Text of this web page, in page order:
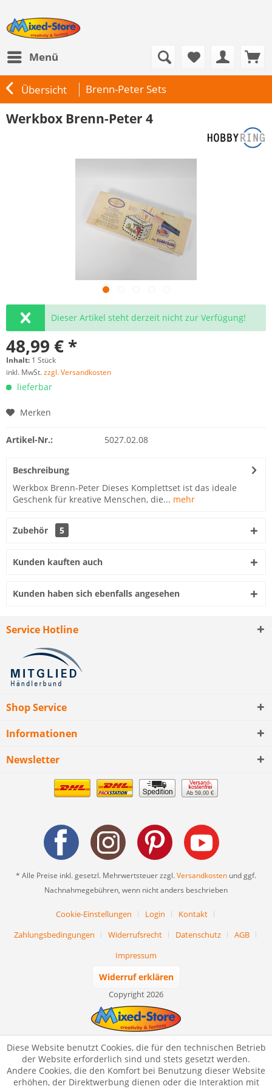
Menü
Übersicht Brenn-Peter Sets
Werkbox Brenn-Peter 4
Dieser Artikel steht derzeit nicht zur Verfügung!
48,99 € *
Inhalt: 1 Stück
inkl. MwSt.zzgl. Versandkosten
lieferbar
Merken
Artikel-Nr.: 5027.02.08
Beschreibung
Werkbox Brenn-Peter Dieses Komplettset ist das ideale
Geschenk für kreative Menschen, die... mehr
Zubehör 5
Kunden kauften auch
Kunden haben sich ebenfalls angesehen
Service Hotline
Shop Service
Informationen
Newsletter
Ab 59,00 €
* Alle Preise inkl. gesetzl. Mehrwertsteuer zzgl.Versandkosten und ggf.
Nachnahmegebühren, wenn nicht anders beschrieben
Cookie-Einstellungen Login
Kontakt
Zahlungsbedingungen
Widerrufsrecht Datenschutz
AGB
Impressum
Widerruf erklären
Copyright 2026
Diese Website benutzt Cookies, die für den technischen Betrieb
der Website erforderlich sind und stets gesetzt werden.
Andere Cookies, die den Komfort bei Benutzung dieser Website
erhöhen, der Direktwerbung dienen oder die Interaktion mit